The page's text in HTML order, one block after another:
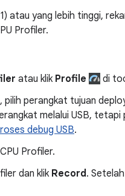
atau yang lebih tinggi,
Profiler.
atau klik Profile
di
, pilih perangkat tujuan
melalui USB,
debug USB.
Profiler.
dan klik Record.